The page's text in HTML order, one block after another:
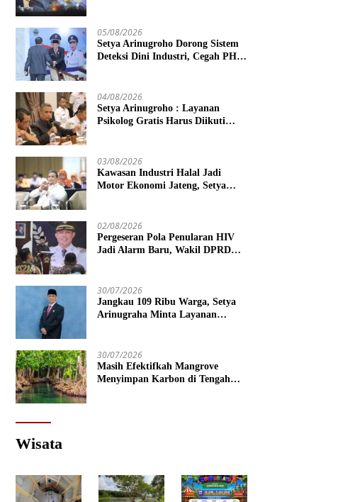
05/08/2026
Setya Arinugroho Dorong Sistem
Deteksi Dini Industri, Cegah PHK
04/08/2026
Setya Arinugroho : Layanan
Psikolog Gratis Harus Diikuti
03/08/2026
Kawasan Industri Halal Jadi
Motor Ekonomi Jateng, Setya
02/08/2026
Pergeseran Pola Penularan HIV
Jadi Alarm Baru, Wakil DPRD
30/07/2026
Jangkau 109 Ribu Warga, Setya
Arinugraha Minta Layanan
30/07/2026
Masih Efektifkah Mangrove
Menyimpan Karbon di Tengah
Wisata